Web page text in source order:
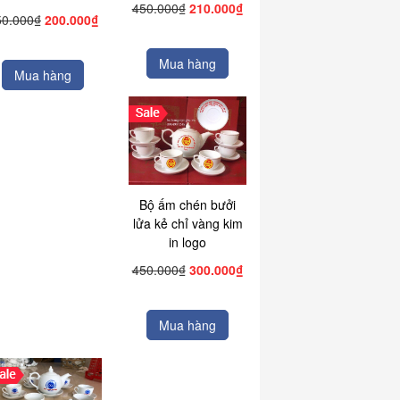
200.000₫
Mua hàng
450.000₫ 210.000₫
Mua hàng
Bộ ấm chén bưởi
lửa kẻ chỉ vàng kim
in logo
450.000₫ 300.000₫
Mua hàng